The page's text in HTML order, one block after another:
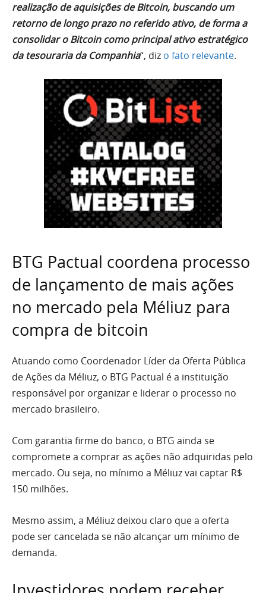
realização de aquisições de Bitcoin, buscando um
retorno de longo prazo no referido ativo, de forma a
consolidar o Bitcoin como principal ativo estratégico
da tesouraria da Companhia“, diz o fato relevante.
BTG Pactual coordena processo
de lançamento de mais ações
no mercado pela Méliuz para
compra de bitcoin
Atuando como Coordenador Líder da Oferta Pública
de Ações da Méliuz, o BTG Pactual é a instituição
responsável por organizar e liderar o processo no
mercado brasileiro.
Com garantia firme do banco, o BTG ainda se
compromete a comprar as ações não adquiridas pelo
mercado. Ou seja, no mínimo a Méliuz vai captar R$
150 milhões.
Mesmo assim, a Méliuz deixou claro que a oferta
pode ser cancelada se não alcançar um mínimo de
demanda.